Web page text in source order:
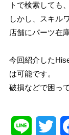
トで検索しても
しかし、スキル
店舗にパーツ在
今回紹介した
は可能です。
破損などで困っ
Line